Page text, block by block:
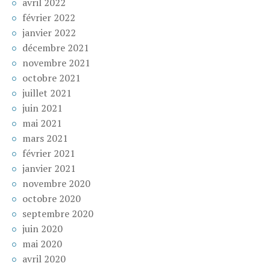
février 2022
janvier 2022
décembre 2021
novembre 2021
octobre 2021
juillet 2021
juin 2021
mai 2021
mars 2021
février 2021
janvier 2021
novembre 2020
octobre 2020
septembre 2020
juin 2020
mai 2020
avril 2020